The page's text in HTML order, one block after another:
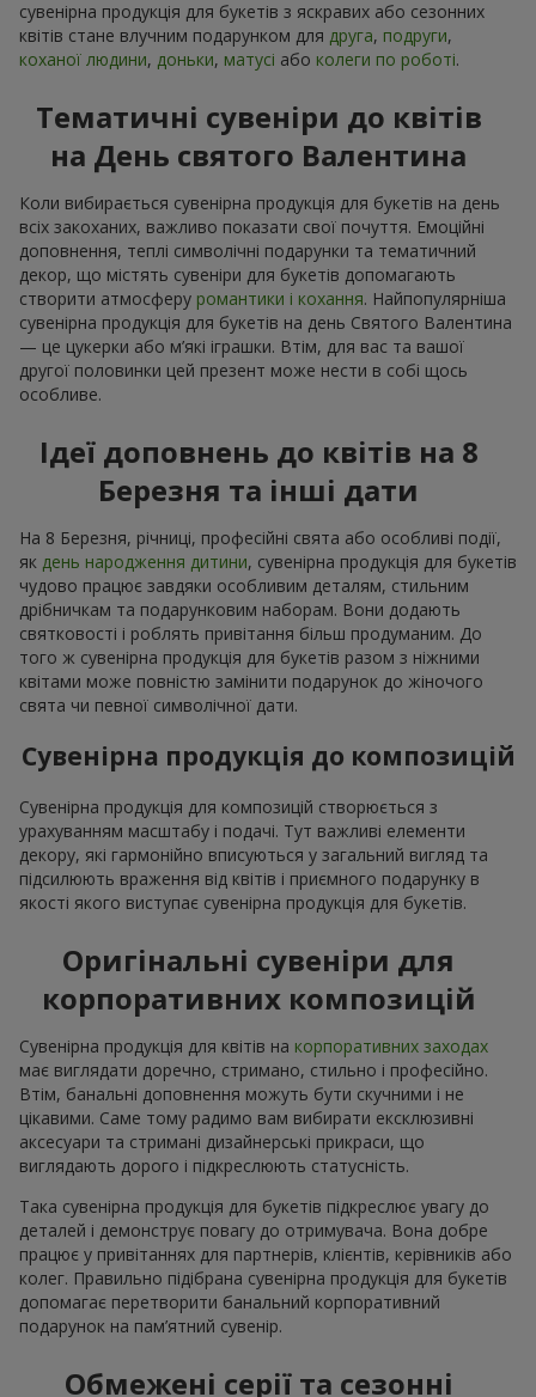
сувенірна продукція для букетів з яскравих або сезонних
квітів стане влучним подарунком для друга, подруги,
коханої людини, доньки, матусі або колеги по роботі.
Тематичні сувеніри до квітів
на День святого Валентина
Коли вибирається сувенірна продукція для букетів на день
всіх закоханих, важливо показати свої почуття. Емоційні
доповнення, теплі символічні подарунки та тематичний
декор, що містять сувеніри для букетів допомагають
створити атмосферу романтики і кохання. Найпопулярніша
сувенірна продукція для букетів на день Святого Валентина
— це цукерки або м’які іграшки. Втім, для вас та вашої
другої половинки цей презент може нести в собі щось
особливе.
Ідеї доповнень до квітів на 8
Березня та інші дати
На 8 Березня, річниці, професійні свята або особливі події,
як день народження дитини, сувенірна продукція для букетів
чудово працює завдяки особливим деталям, стильним
дрібничкам та подарунковим наборам. Вони додають
святковості і роблять привітання більш продуманим. До
того ж сувенірна продукція для букетів разом з ніжними
квітами може повністю замінити подарунок до жіночого
свята чи певної символічної дати.
Сувенірна продукція до композицій
Сувенірна продукція для композицій створюється з
урахуванням масштабу і подачі. Тут важливі елементи
декору, які гармонійно вписуються у загальний вигляд та
підсилюють враження від квітів і приємного подарунку в
якості якого виступає сувенірна продукція для букетів.
Оригінальні сувеніри для
корпоративних композицій
Сувенірна продукція для квітів на корпоративних заходах
має виглядати доречно, стримано, стильно і професійно.
Втім, банальні доповнення можуть бути скучними і не
цікавими. Саме тому радимо вам вибирати ексклюзивні
аксесуари та стримані дизайнерські прикраси, що
виглядають дорого і підкреслюють статусність.
Така сувенірна продукція для букетів підкреслює увагу до
деталей і демонструє повагу до отримувача. Вона добре
працює у привітаннях для партнерів, клієнтів, керівників або
колег. Правильно підібрана сувенірна продукція для букетів
допомагає перетворити банальний корпоративний
подарунок на пам’ятний сувенір.
Обмежені серії та сезонні